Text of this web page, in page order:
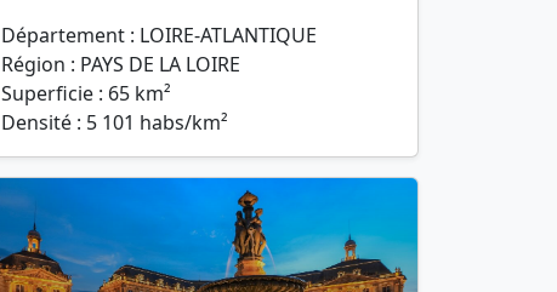
Département : LOIRE-ATLANTIQUE
Région : PAYS DE LA LOIRE
Superficie : 65 km²
Densité : 5 101 habs/km²